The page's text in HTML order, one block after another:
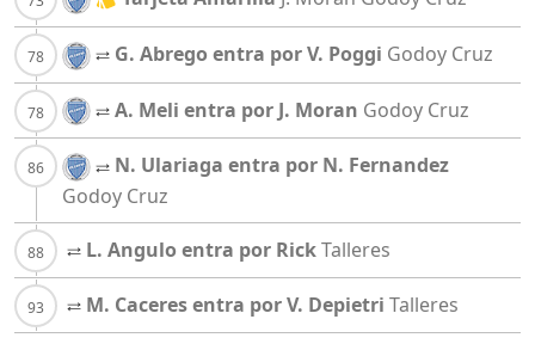
G. Abrego entra por V. Poggi Godoy Cruz
A. Meli entra por J. Moran Godoy Cruz
N. Ulariaga entra por N. Fernandez
Godoy Cruz
L. Angulo entra por RickTalleres
M. Caceres entra por V. Depietri Talleres